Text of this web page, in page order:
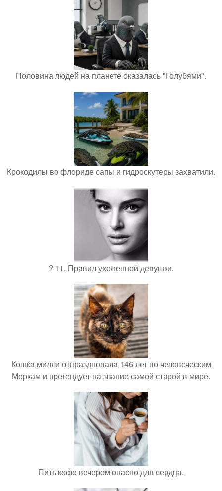
Половина людей на планете оказалась "Голубями".
Крокодилы во флориде сапы и гидроскутеры захватили.
? 11. Правил ухоженной девушки.
Кошка милли отпраздновала 146 лет по человеческим
Меркам и претендует на звание самой старой в мире.
Пить кофе вечером опасно для сердца.